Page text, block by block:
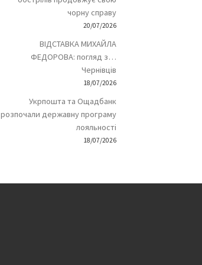
чорну справу
20/07/2026
ВІДСТАВКА МИХАЙЛА
ФЕДОРОВА: погляд з…
Чернівців
18/07/2026
Укрпошта та Ощадбанк
розпочали державну програму
лояльності
18/07/2026